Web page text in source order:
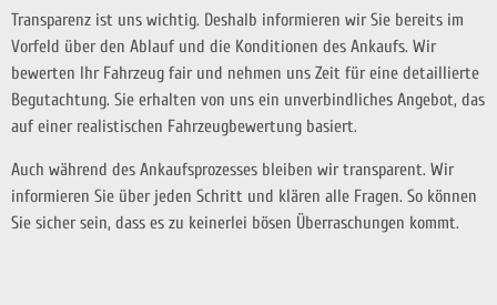
Transparenz ist uns wichtig. Deshalb informieren wir Sie bereits im
Vorfeld über den Ablauf und die Konditionen des Ankaufs. Wir
bewerten Ihr Fahrzeug fair und nehmen uns Zeit für eine detaillierte
Begutachtung. Sie erhalten von uns ein unverbindliches Angebot, das
auf einer realistischen Fahrzeugbewertung basiert.
Auch während des Ankaufsprozesses bleiben wir transparent. Wir
informieren Sie über jeden Schritt und klären alle Fragen. So können
Sie sicher sein, dass es zu keinerlei bösen Überraschungen kommt.